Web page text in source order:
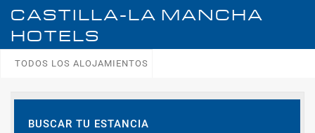
CASTILLA-LA MANCHA
HOTELS
TODOS LOS ALOJAMIENTOS
BUSCAR TU ESTANCIA